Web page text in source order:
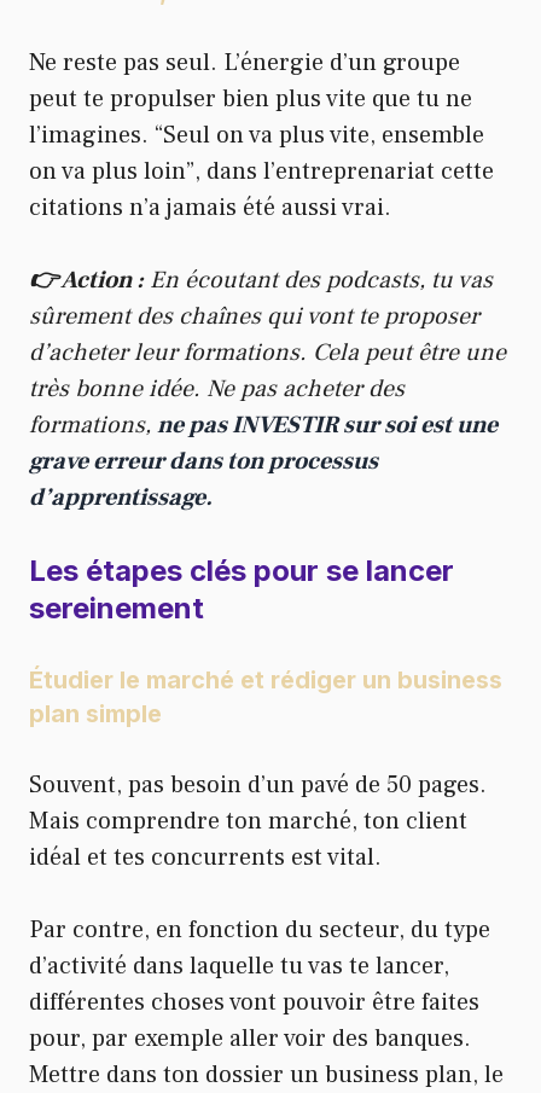
Ne reste pas seul. L’énergie d’un groupe
peut te propulser bien plus vite que tu ne
l’imagines. “Seul on va plus vite, ensemble
on va plus loin”, dans l’entreprenariat cette
citations n’a jamais été aussi vrai.
👉 Action :En écoutant des podcasts, tu vas
sûrement des chaînes qui vont te proposer
d’acheter leur formations. Cela peut être une
très bonne idée. Ne pas acheter des
formations, ne pas INVESTIR sur soi est une
grave erreur dans ton processus
d’apprentissage.
Les étapes clés pour se lancer
sereinement
Étudier le marché et rédiger un business
plan simple
Souvent, pas besoin d’un pavé de 50 pages.
Mais comprendre ton marché, ton client
idéal et tes concurrents est vital.
Par contre, en fonction du secteur, du type
d’activité dans laquelle tu vas te lancer,
différentes choses vont pouvoir être faites
pour, par exemple aller voir des banques.
Mettre dans ton dossier un business plan, le